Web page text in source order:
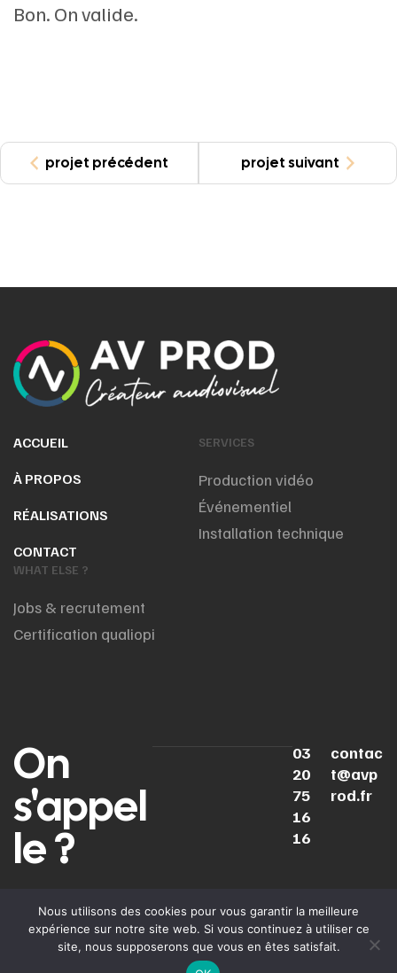
Bon. On valide.
projet précédent projet suivant
ACCUEIL
À PROPOS
RÉALISATIONS
CONTACT
SERVICES
Production vidéo
Événementiel
Installation technique
WHAT ELSE ?
Jobs & recrutement
Certification qualiopi
On
s'appel
le ?
03
20
75
16
16
contac
t@avp
rod.fr
LINKEDIN INSTAGRAMYOUTUBETIKTOK
© 2025AV Prod. Tous Politique de
confidentialité
Mentions
Nous utilisons des cookies pour vous garantir la meilleure
expérience sur notre site web. Si vous continuez à utiliser ce
site, nous supposerons que vous en êtes satisfait.